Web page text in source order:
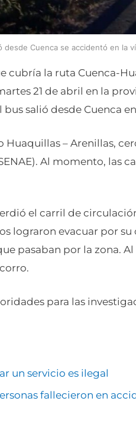
desde Cuenca se accidentó en la
cubría la ruta Cuenca-
21 de abril en la
salió desde Cuenca
Huaquillas – Arenillas,
Al momento, las
el carril de
lograron evacuar por
pasaban por la zona.
para las
un servicio es ilegal
fallecieron en